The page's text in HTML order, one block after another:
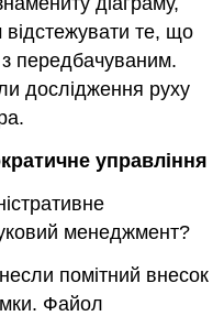
те, що
передбачуваним.
дослідження руху
управління
менеджмент?
помітний внесок
Файол